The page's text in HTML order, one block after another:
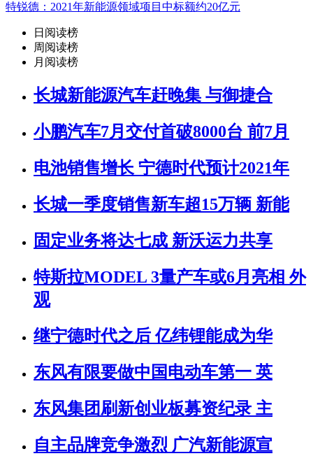
特锐德：2021年新能源领域项目中标额约20亿元
日阅读榜
周阅读榜
月阅读榜
长城新能源汽车赶晚集 与御捷合
小鹏汽车7月交付首破8000台 前7月
电池销售增长 宁德时代预计2021年
长城一季度销售新车超15万辆 新能
固定业务将达七成 新沃运力共享
特斯拉MODEL 3量产车或6月亮相 外
观
继宁德时代之后 亿纬锂能成为华
东风有限要做中国电动车第一 英
东风集团刷新创业板募资纪录 主
自主品牌竞争激烈 广汽新能源宣